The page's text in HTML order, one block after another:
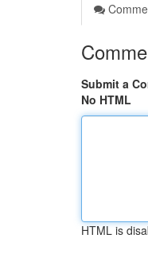
Submit a
No HTML
HTML is